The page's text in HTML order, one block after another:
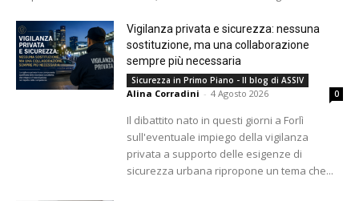
Vigilanza privata e sicurezza: nessuna
sostituzione, ma una collaborazione
sempre più necessaria
Sicurezza in Primo Piano - Il blog di ASSIV
Alina Corradini - 4 Agosto 2026 0
Il dibattito nato in questi giorni a Forlì
sull'eventuale impiego della vigilanza
privata a supporto delle esigenze di
sicurezza urbana ripropone un tema che...